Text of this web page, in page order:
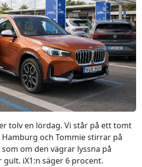
tolv en lördag. Vi står på ett tomt
och Tommie stirrar på
om den vägrar lyssna på
iX1:n säger 6 procent.